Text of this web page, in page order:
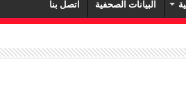
البيانات الصحفية اتصل بنا